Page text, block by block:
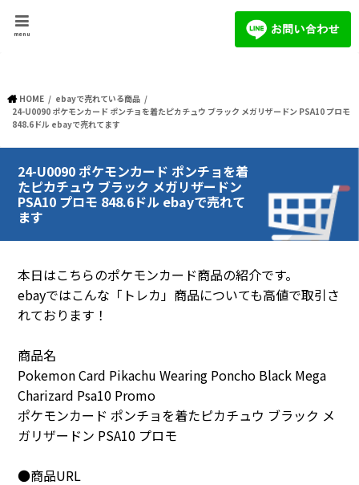
menu
HOME
ebayで売れている商品
24-U0090 ポケモンカード ポンチョを着たピカチュウ ブラック メガリザードン PSA10 プロモ
848.6ドル ebayで売れてます
24-U0090 ポケモンカード ポンチョを着
たピカチュウ ブラック メガリザードン
PSA10 プロモ 848.6ドル ebayで売れて
ます
本日はこちらのポケモンカード商品の紹介です。
ebayではこんな「トレカ」商品についても高値で取引さ
れております！
商品名
Pokemon Card Pikachu Wearing Poncho Black Mega
Charizard Psa10 Promo
ポケモンカード ポンチョを着たピカチュウ ブラック メ
ガリザードン PSA10 プロモ
●商品URL